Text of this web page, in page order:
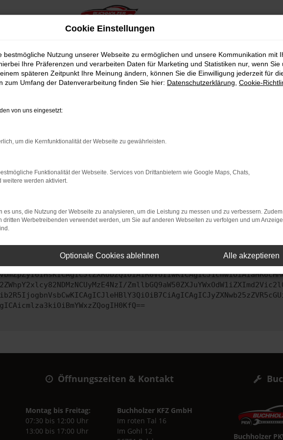
bestimmter Seiten verhindern. Funktioniert die Seite in einem anderen
beheben.
auf dem neuesten Stand sind.
kann auch dazu führen, dass bestimmte Funktionen nicht mehr unterstützt
uns bitte. Wir werden versuchen, das Problem zu beheben. Du kannst
Öffnungszeiten & Kontakt
Montag bis Freitag:
07:30 bis 12:00 Uhr
13:00 bis 17:00 Uhr
Buchholzer KFZ GmbH
Im roten Tal 16
Im Gohl 12
Buchholzer
Cookie Einstellungen
bestmögliche Nutzung unserer Webseite zu ermöglichen und unsere Kommunikation mit
Ihre Präferenzen und verarbeiten Daten für Marketing und Statistiken nur, wenn Sie
späteren Zeitpunkt Ihre Meinung ändern, können Sie die Einwilligung jederzeit für
zum Umfang der Datenverarbeitung finden Sie hier: Datenschutzerklärung Cookie-
von uns eingesetzt:
um die Kernfunktionalität der Webseite zu gewährleisten.
Funktionalität der Webseite. Services von Drittanbietern wie Google Maps, Chats,
weitere werden aktiviert.
es uns, die Nutzung der Webseite zu analysieren, um die Leistung zu messen und zu verbessern.
dritten Werbetreibenden verwendet werden, um Sie auf anderen Webseiten zu verfolgen und um
Optionale Cookies ablehnen Alle akzeptieren